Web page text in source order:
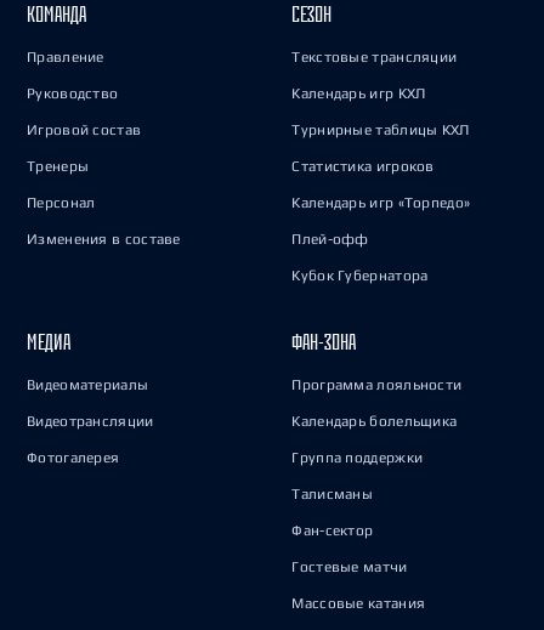
КОМАНДА
Правление
Руководство
Игровой состав
Тренеры
Персонал
Изменения в составе
СЕЗОН
Текстовые трансляции
Календарь игр КХЛ
Турнирные таблицы КХЛ
Статистика игроков
Календарь игр «Торпедо»
Плей-офф
Кубок Губернатора
МЕДИА
Видеоматериалы
Видеотрансляции
Фотогалерея
ФАН-ЗОНА
Программа лояльности
Календарь болельщика
Группа поддержки
Талисманы
Фан-сектор
Гостевые матчи
Массовые катания